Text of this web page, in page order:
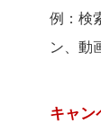
例：検
ン、動
キャン